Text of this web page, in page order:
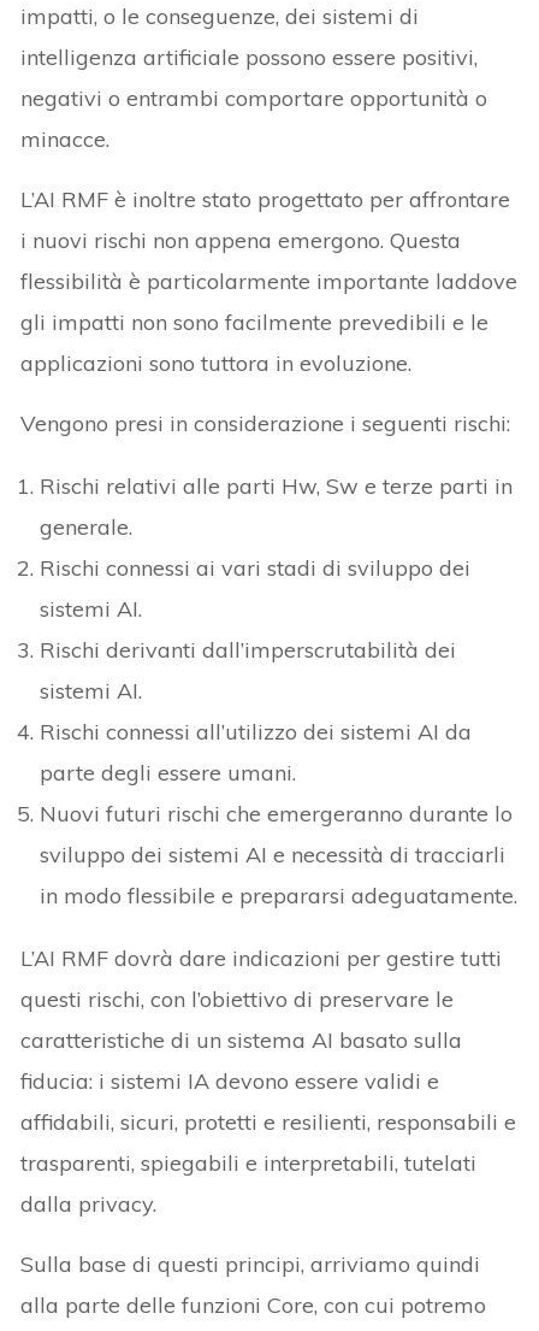
impatti, o le conseguenze, dei sistemi di
intelligenza artificiale possono essere positivi,
negativi o entrambi comportare opportunità o
minacce.
L’AI RMF è inoltre stato progettato per affrontare
i nuovi rischi non appena emergono. Questa
flessibilità è particolarmente importante laddove
gli impatti non sono facilmente prevedibili e le
applicazioni sono tuttora in evoluzione.
Vengono presi in considerazione i seguenti rischi:
Rischi relativi alle parti Hw, Sw e terze parti in
generale.
Rischi connessi ai vari stadi di sviluppo dei
sistemi AI.
Rischi derivanti dall’imperscrutabilità dei
sistemi AI.
Rischi connessi all’utilizzo dei sistemi AI da
parte degli essere umani.
Nuovi futuri rischi che emergeranno durante lo
sviluppo dei sistemi AI e necessità di tracciarli
in modo flessibile e prepararsi adeguatamente.
L’AI RMF dovrà dare indicazioni per gestire tutti
questi rischi, con l’obiettivo di preservare le
caratteristiche di un sistema AI basato sulla
fiducia: i sistemi IA devono essere validi e
affidabili, sicuri, protetti e resilienti, responsabili e
trasparenti, spiegabili e interpretabili, tutelati
dalla privacy.
Sulla base di questi principi, arriviamo quindi
alla parte delle funzioni Core, con cui potremo